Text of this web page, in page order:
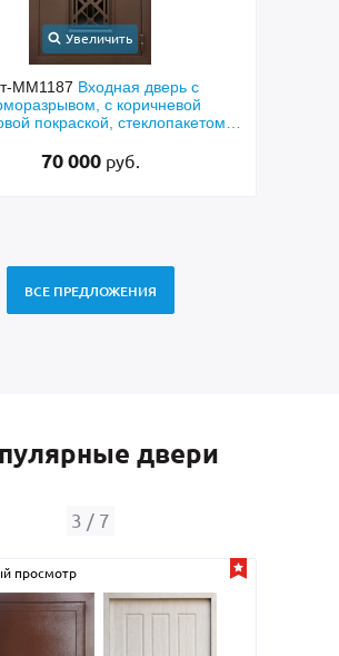
Увеличить
Арт-ММ1384Входная дверь с
бугельной ручкой и
порошковым напылением RAL 7021
45 000
ВСЕ ПРЕДЛОЖЕНИЯ
двери
4 / 7
Быстрый просмотр